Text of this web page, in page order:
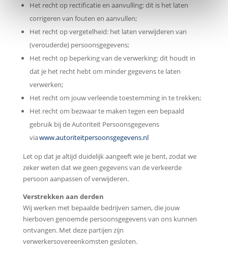
Het recht op rectificatie en aanvulling: dit is het laten
corrigeren van fouten en aanvullen;
Het recht op vergetelheid: het laten verwijderen van
(verouderde) persoonsgegevens;
Het recht op beperking van de verwerking: dit houdt in
dat je het recht hebt om minder gegevens te laten
verwerken;
Het recht om jouw verleende toestemming in te trekken;
Het recht om bezwaar te maken tegen een bepaald
gebruik bij de Autoriteit Persoonsgegevens
viawww.autoriteitpersoonsgegevens.nl
Let op dat je altijd duidelijk aangeeft wie je bent, zodat we
zeker weten dat we geen gegevens van de verkeerde
persoon aanpassen of verwijderen.
Verstrekken aan derden
Wij werken met bepaalde bedrijven samen, die jouw
hierboven genoemde persoonsgegevens van ons kunnen
ontvangen. Met deze partijen zijn
verwerkersovereenkomsten gesloten.